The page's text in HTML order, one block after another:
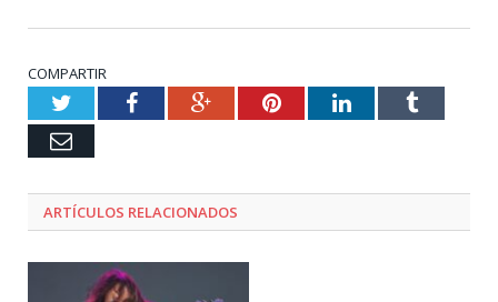
COMPARTIR
TwitterFacebookGoogle+PinterestLinkedInTumblr
Email
ARTÍCULOS RELACIONADOS